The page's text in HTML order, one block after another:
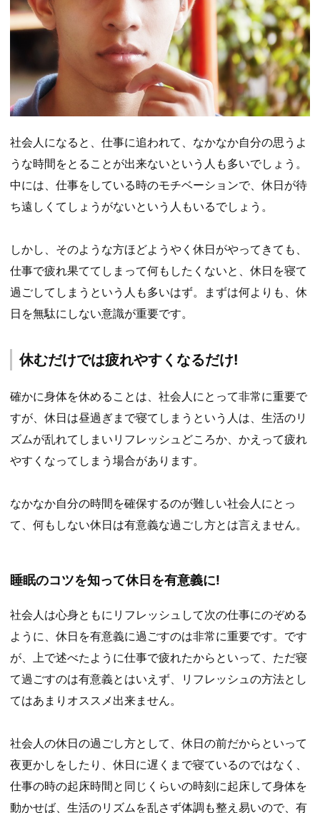
社会人になると、仕事に追われて、なかなか自分の思うよ
うな時間をとることが出来ないという人も多いでしょう。
中には、仕事をしている時のモチベーションで、休日が待
ち遠しくてしょうがないという人もいるでしょう。
しかし、そのような方ほどようやく休日がやってきても、
仕事で疲れ果ててしまって何もしたくないと、休日を寝て
過ごしてしまうという人も多いはず。まずは何よりも、休
日を無駄にしない意識が重要です。
休むだけでは疲れやすくなるだけ!
確かに身体を休めることは、社会人にとって非常に重要で
すが、休日は昼過ぎまで寝てしまうという人は、生活のリ
ズムが乱れてしまいリフレッシュどころか、かえって疲れ
やすくなってしまう場合があります。
なかなか自分の時間を確保するのが難しい社会人にとっ
て、何もしない休日は有意義な過ごし方とは言えません。
睡眠のコツを知って休日を有意義に!
社会人は心身ともにリフレッシュして次の仕事にのぞめる
ように、休日を有意義に過ごすのは非常に重要です。です
が、上で述べたように仕事で疲れたからといって、ただ寝
て過ごすのは有意義とはいえず、リフレッシュの方法とし
てはあまりオススメ出来ません。
社会人の休日の過ごし方として、休日の前だからといって
夜更かしをしたり、休日に遅くまで寝ているのではなく、
仕事の時の起床時間と同じくらいの時刻に起床して身体を
動かせば、生活のリズムを乱さず体調も整え易いので、有